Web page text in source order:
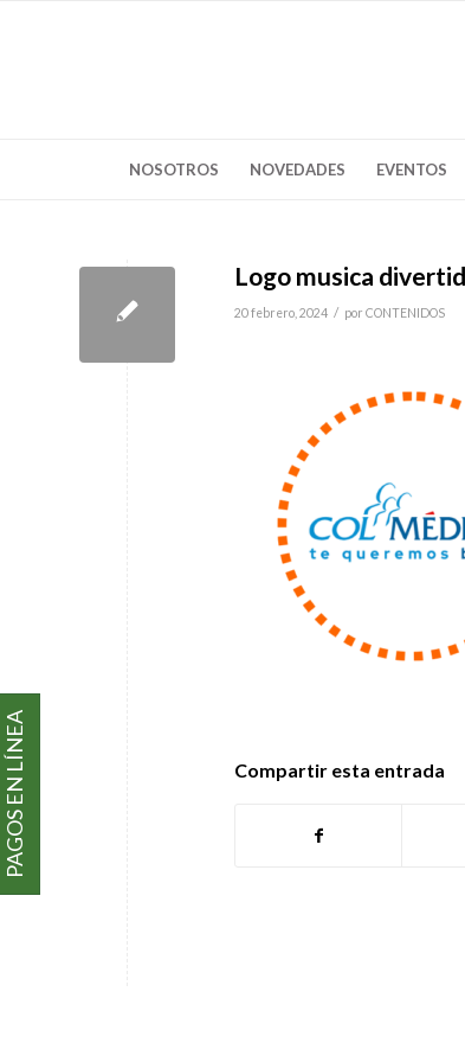
NOSOTROS NOVEDADES EVENTOS
Logo musica
20 febrero, 2024 / por CONTENIDOS
Compartir esta entrada
PAGOS EN LÍNEA